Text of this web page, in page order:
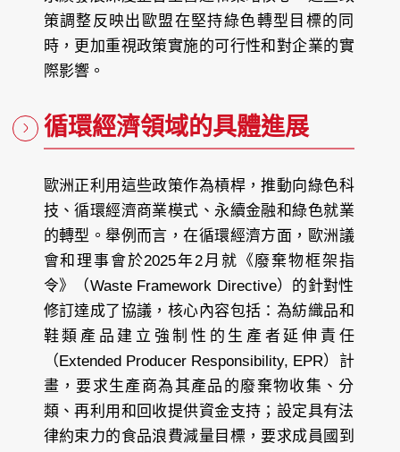
策調整反映出歐盟在堅持綠色轉型目標的同
時，更加重視政策實施的可行性和對企業的實
際影響。
循環經濟領域的具體進展
歐洲正利用這些政策作為槓桿，推動向綠色科
技、循環經濟商業模式、永續金融和綠色就業
的轉型。舉例而言，在循環經濟方面，歐洲議
會和理事會於2025年2月就《廢棄物框架指
令》（Waste Framework Directive）的針對性
修訂達成了協議，核心內容包括：為紡織品和
鞋類產品建立強制性的生產者延伸責任
（Extended Producer Responsibility, EPR）計
畫，要求生產商為其產品的廢棄物收集、分
類、再利用和回收提供資金支持；設定具有法
律約束力的食品浪費減量目標，要求成員國到